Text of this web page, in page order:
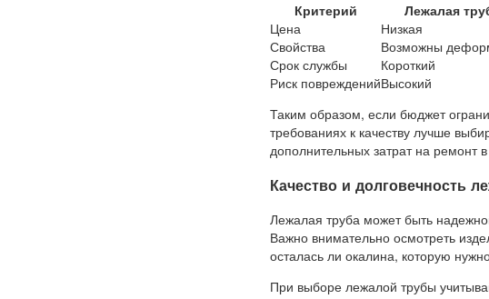
Критерий
Лежалая
Цена
Низкая
Свойства
Возможны
Срок службы
Короткий
Риск поврежденийВысокий
Таким образом, если бюджет
требованиях к качеству лучше
дополнительных затрат на ремонт
Качество и долговечность
Лежалая труба может быть
Важно внимательно осмотреть
осталась ли окалина, которую
При выборе лежалой трубы